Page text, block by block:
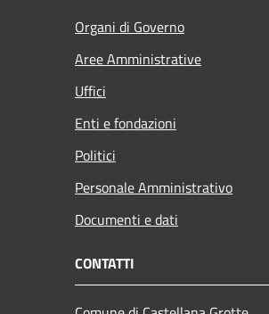
Organi di Governo
Aree Amministrative
Uffici
Enti e fondazioni
Politici
Personale Amministrativo
Documenti e dati
CONTATTI